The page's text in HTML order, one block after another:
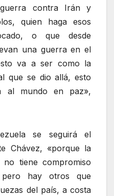
contra Irán y
quien haga esos
o que desde
una guerra en el
va a ser como la
que se dio allá, esto
al mundo en paz»,
se seguirá el
Chávez, «porque la
no tiene compromiso
hay otros que
del país, a costa